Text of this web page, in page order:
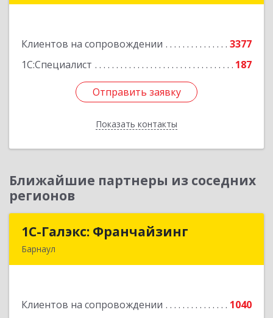
Клиентов на сопровождении
3377
1С:Специалист
187
Отправить заявку
Показать контакты
Отправить заявку
Назад
Ближайшие партнеры из соседних
регионов
1С-Галэкс: Франчайзинг
Барнаул
Клиентов на сопровождении
1040
1С-Галэкс: Франчайзинг
Подробнее